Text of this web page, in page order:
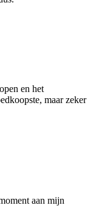
en het
maar zeker
aan mijn